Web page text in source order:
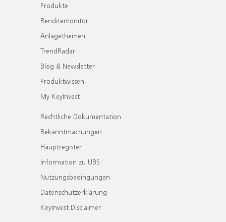
Produkte
Renditemonitor
Anlagethemen
TrendRadar
Blog & Newsletter
Produktwissen
My KeyInvest
Rechtliche Dokumentation
Bekanntmachungen
Hauptregister
Information zu UBS
Nutzungsbedingungen
Datenschutzerklärung
KeyInvest Disclaimer